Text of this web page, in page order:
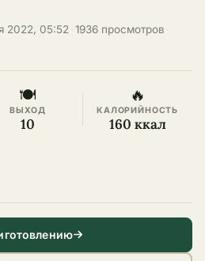
2022, 05:52 1936 просмотров
🍽
ВЫХОД
10
🔥
КАЛОРИЙНОСТЬ
160 ккал